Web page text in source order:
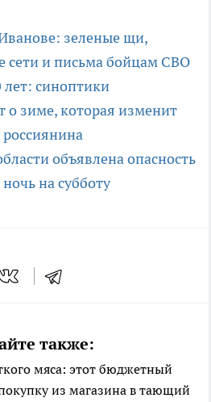
зеленые щи,
сети и письма бойцам СВО
лет: синоптики
о зиме, которая изменит
объявлена опасность
на субботу
также:
мяса: этот бюджетный
из магазина в тающий